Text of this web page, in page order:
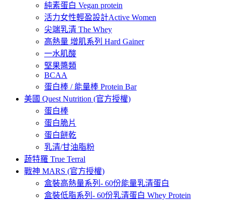
純素蛋白 Vegan protein
活力女性輕盈設計Active Women
尖端乳清 The Whey
高熱量 增肌系列 Hard Gainer
一水肌酸
堅果醬類
BCAA
蛋白棒 / 能量棒 Protein Bar
美國 Quest Nutrition (官方授權)
蛋白棒
蛋白脆片
蛋白餅乾
乳清/甘油脂粉
蔬特羅 True Terral
戰神 MARS (官方授權)
盒裝高熱量系列- 60份能量乳清蛋白
盒裝低脂系列- 60份乳清蛋白 Whey Protein